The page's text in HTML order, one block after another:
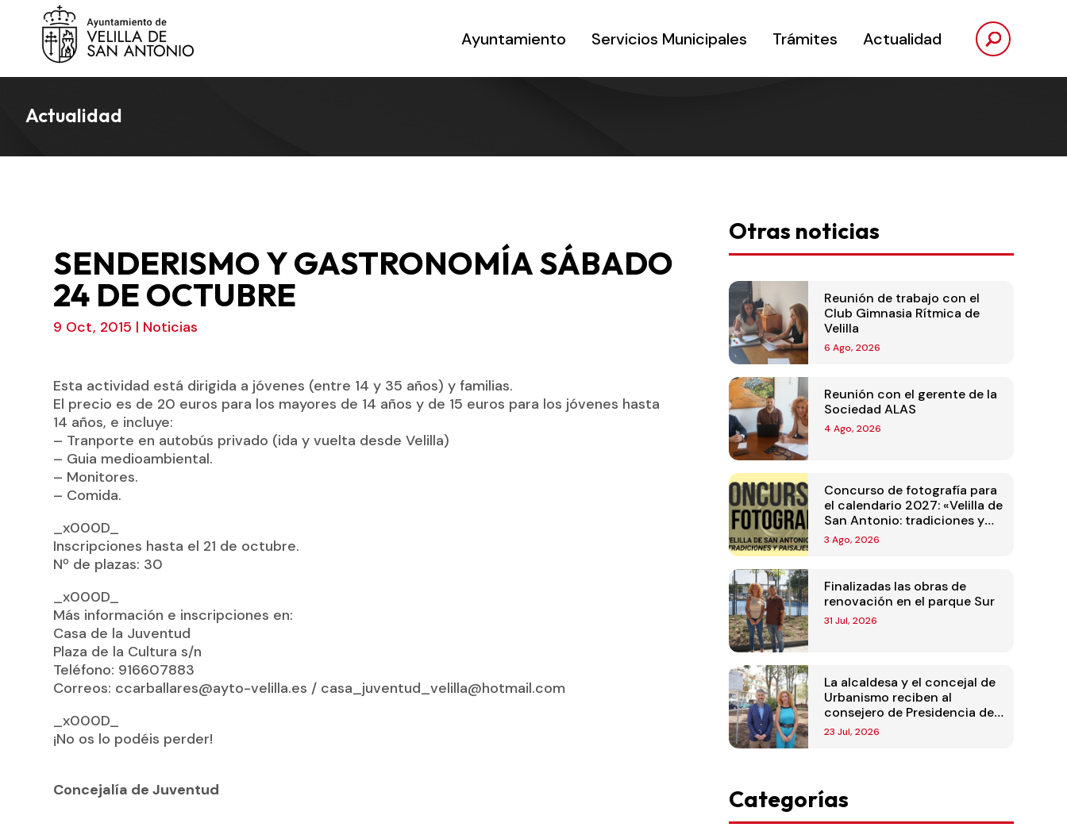
Ayuntamiento Servicios Municipales Trámites Actualidad
Actualidad
SENDERISMO Y GASTRONOMÍA SÁBADO
24 DE OCTUBRE
9 Oct, 2015 | Noticias
Esta actividad está dirigida a jóvenes (entre 14 y 35 años) y familias.
El precio es de 20 euros para los mayores de 14 años y de 15 euros para los jóvenes hasta
14 años, e incluye:
– Tranporte en autobús privado (ida y vuelta desde Velilla)
– Guia medioambiental.
– Monitores.
– Comida.
_x000D_
Inscripciones hasta el 21 de octubre.
Nº de plazas: 30
_x000D_
Más información e inscripciones en:
Casa de la Juventud
Plaza de la Cultura s/n
Teléfono: 916607883
Correos: ccarballares@ayto-velilla.es / casa_juventud_velilla@hotmail.com
_x000D_
¡No os lo podéis perder!
Concejalía de Juventud
Otras noticias
Reunión de trabajo con el
Club Gimnasia Rítmica de
Velilla
6 Ago, 2026
Reunión con el gerente de la
Sociedad ALAS
4 Ago, 2026
Concurso de fotografía para
el calendario 2027: «Velilla de
San Antonio: tradiciones y
paisajes»
3 Ago, 2026
Finalizadas las obras de
renovación en el parque Sur
31 Jul, 2026
La alcaldesa y el concejal de
Urbanismo reciben al
consejero de Presidencia de
la Comunidad de Madrid
23 Jul, 2026
Categorías